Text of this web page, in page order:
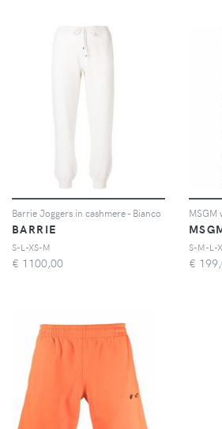
Barrie Joggers in cashmere - Bianco
BARRIE
S-L-XS-M
€ 1100,00
MSGM
S-M-L-
€